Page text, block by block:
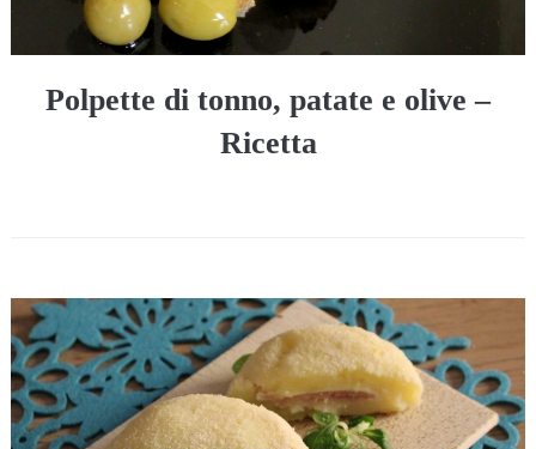
Polpette di tonno, patate e olive –
Ricetta